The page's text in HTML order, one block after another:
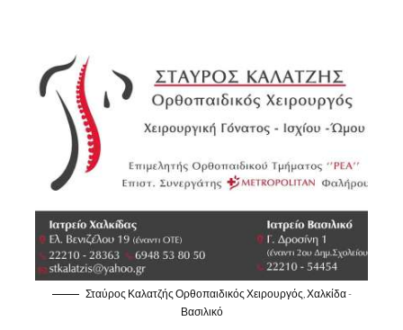
Σταύρος Καλατζής Ορθοπαιδικός Χειρουργός, Χαλκίδα -
Βασιλικό